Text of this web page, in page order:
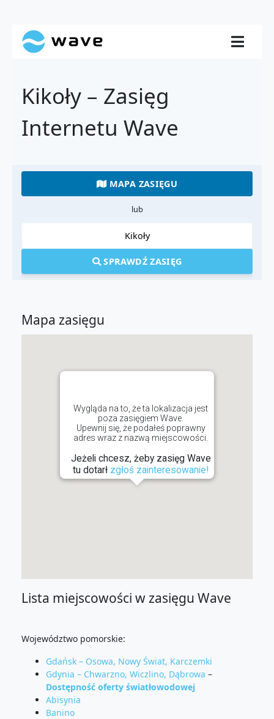
Kikoły – Zasięg
Internetu Wave
MAPA ZASIĘGU
lub
SPRAWDŹ ZASIĘG
Mapa zasięgu
Wygląda na to, że ta lokalizacja jest
poza zasięgiem Wave.
Upewnij się, że podałeś poprawny
adres wraz z nazwą miejscowości.
Jeżeli chcesz, żeby zasięg Wave
tu dotarł zgłoś zainteresowanie!
Lista miejscowości w zasięgu Wave
Województwo pomorskie:
Gdańsk – Osowa, Nowy Świat, Karczemki
Gdynia – Chwarzno, Wiczlino, Dąbrowa –
Dostępność oferty światłowodowej
Abisynia
Banino